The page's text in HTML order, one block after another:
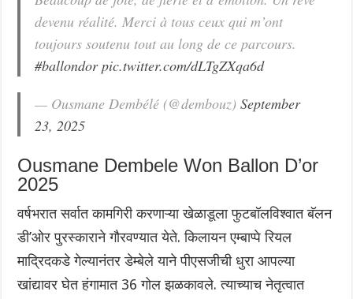
devenu réalité. Merci à tous ceux qui m’ont
toujours soutenu tout au long de ce parcours.
#ballondor pic.twitter.com/dLTgZXqa6d
— Ousmane Dembélé (@dembouz)September
23, 2025
Ousmane Dembele Won Ballon D’or
2025
वर्षभरात सर्वात कामगिरी करणाऱ्या खेळाडूला फुटबॉलविश्वात बॅलन
डी’ओर पुरस्काराने गौरवण्यात येते. किलायन एम्बाप्पे रियल
माद्रिदकडे गेल्यानंतर डेम्बेले याने पीएसजीची धुरा आपल्या
खांद्यावर घेत हंगामात 36 गोल झळकावले. त्याच्याच नेतृत्वात